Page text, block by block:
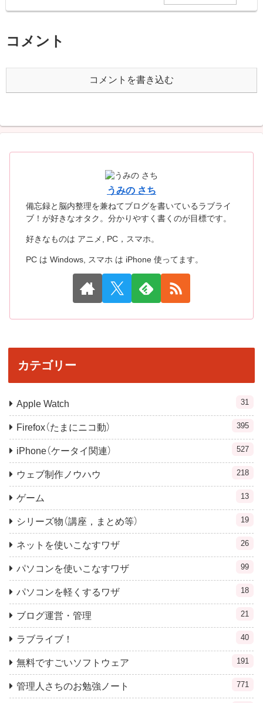
コメント
コメントを書き込む
うみの さち
備忘録と脳内整理を兼ねてブログを書いているラブライ
ブ！が好きなオタク。分かりやすく書くのが目標です。
好きなものは アニメ, PC，スマホ。
PC は Windows, スマホ は iPhone 使ってます。
カテゴリー
Apple Watch 31
Firefox（たまにニコ動） 395
iPhone（ケータイ関連） 527
ウェブ制作ノウハウ 218
ゲーム 13
シリーズ物（講座，まとめ等） 19
ネットを使いこなすワザ 26
パソコンを使いこなすワザ 99
パソコンを軽くするワザ 18
ブログ運営・管理 21
ラブライブ！ 40
無料ですごいソフトウェア 191
管理人さちのお勉強ノート 771